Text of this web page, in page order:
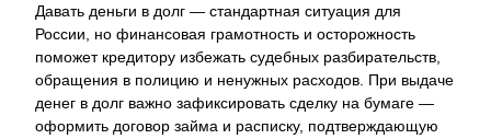
Давать деньги в долг — стандартная ситуация для
России, но финансовая грамотность и осторожность
поможет кредитору избежать судебных разбирательств,
обращения в полицию и ненужных расходов. При выдаче
денег в долг важно зафиксировать сделку на бумаге —
оформить договор займа и расписку, подтверждающую